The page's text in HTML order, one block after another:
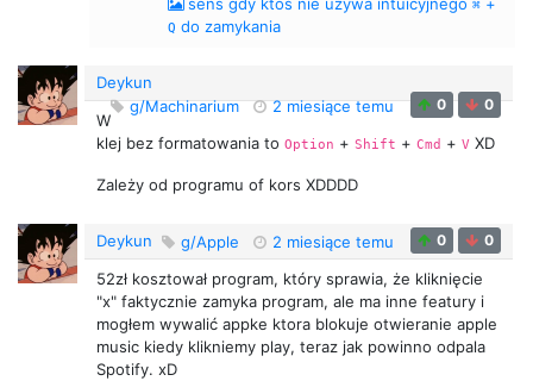
⌘
Q do zamykania
Deykun
g/Machinarium
2 miesiące temu 0 0
W
klej bez formatowania to Option + Shift + Cmd + V XD
Zależy od programu of kors XDDDD
Deykun g/Apple 2 miesiące temu 0 0
52zł kosztował program, który sprawia, że kliknięcie
"x" faktycznie zamyka program, ale ma inne featury i
mogłem wywalić appke ktora blokuje otwieranie apple
music kiedy klikniemy play, teraz jak powinno odpala
Spotify. xD